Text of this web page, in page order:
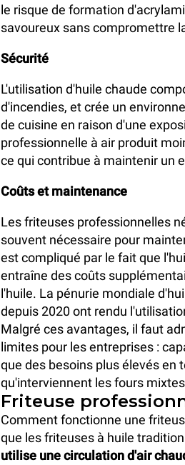
le risque de formation
savoureux sans compromettre
Sécurité
L'utilisation d'huile chaude
d'incendies, et crée un
de cuisine en raison d'une
professionnelle à air produit
ce qui contribue à maintenir un
Coûts et maintenance
Les friteuses professionnelles
souvent nécessaire pour
est compliqué par le fait que
entraîne des coûts
l'huile. La pénurie mondiale
depuis 2020 ont rendu
Malgré ces avantages, il faut
limites pour les entreprises :
que des besoins plus élevés en
qu'interviennent les fours
Friteuse
Comment fonctionne une
que les friteuses à huile
utilise une circulation d'air